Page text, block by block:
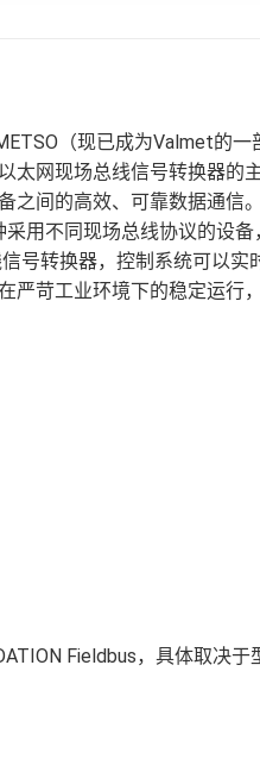
（现已成为Valmet的一
太网现场总线信号转换器的
之间的高效、可靠数据通信
用不同现场总线协议的设备
号转换器，控制系统可以实
严苛工业环境下的稳定运行
Fieldbus，具体取决于